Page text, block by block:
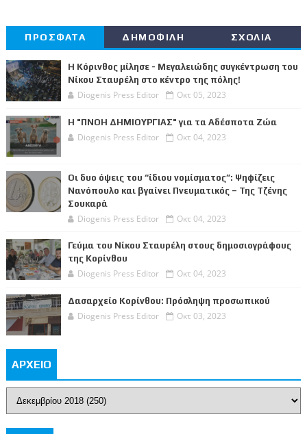
ΠΡΟΣΦΑΤΑ ΔΗΜΟΦΙΛΗ ΣΧΟΛΙΑ
Η Κόρινθος μίλησε - Μεγαλειώδης συγκέντρωση του
Νίκου Σταυρέλη στο κέντρο της πόλης!
Diogenis Press Editor Οκτ 05, 2023
Η "ΠΝΟΗ ΔΗΜΙΟΥΡΓΙΑΣ" για τα Αδέσποτα Ζώα
Diogenis Press Editor Οκτ 04, 2023
Οι δυο όψεις του “ίδιου νομίσματος”: Ψηφίζεις
Νανόπουλο και βγαίνει Πνευματικός – Της Τζένης
Σουκαρά
Diogenis Press Editor Οκτ 04, 2023
Γεύμα του Νίκου Σταυρέλη στους δημοσιογράφους
της Κορίνθου
Diogenis Press Editor Οκτ 04, 2023
Δασαρχείο Κορίνθου: Πρόσληψη προσωπικού
Diogenis Press Editor Οκτ 03, 2023
ΑΡΧΕΙΟ